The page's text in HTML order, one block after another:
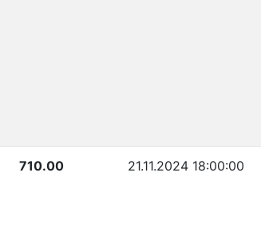
710.00 21.11.2024 18:00:00